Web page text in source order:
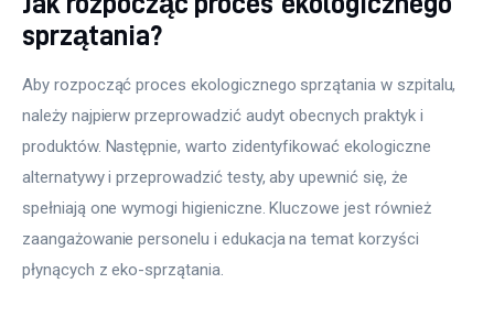
sprzątania?
Aby rozpocząć proces ekologicznego sprzątania w szpitalu,
należy najpierw przeprowadzić audyt obecnych praktyk i
produktów. Następnie, warto zidentyfikować ekologiczne
alternatywy i przeprowadzić testy, aby upewnić się, że
spełniają one wymogi higieniczne. Kluczowe jest również
zaangażowanie personelu i edukacja na temat korzyści
płynących z eko-sprzątania.